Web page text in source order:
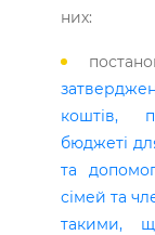
них:
коштів,
бюджеті
та
сімей та
такими,